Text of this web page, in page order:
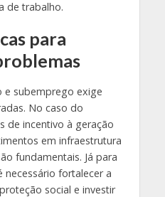
de trabalho.
para
e subemprego exige
No caso do
de incentivo à geração
em infraestrutura
fundamentais. Já para
fortalecer a
social e investir